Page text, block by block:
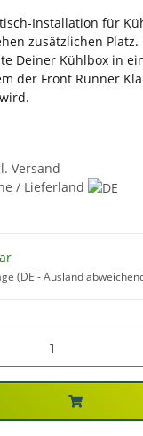
Installation für
zusätzlichen Platz.
Deiner Kühlbox in
der Front Runner
Versand
/ Lieferland
(DE - Ausland